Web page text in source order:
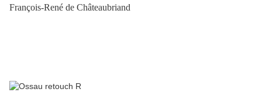
François-René de Châteaubriand